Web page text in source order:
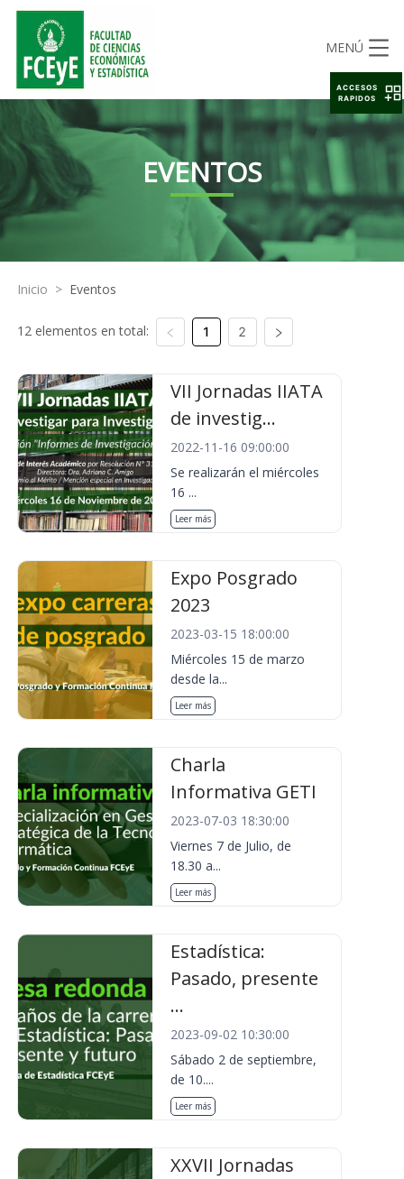
MENÚ
EVENTOS
Inicio > Eventos
12 elementos en total: 1 2
VII Jornadas IIATA
de investig...
2022-11-16 09:00:00
Se realizarán el miércoles
16 ...
Leer más
Expo Posgrado
2023
2023-03-15 18:00:00
Miércoles 15 de marzo
desde la...
Leer más
Charla
Informativa GETI
2023-07-03 18:30:00
Viernes 7 de Julio, de
18.30 a...
Leer más
Estadística:
Pasado, presente
...
2023-09-02 10:30:00
Sábado 2 de septiembre,
de 10....
Leer más
XXVII Jornadas
ACCESOS
RAPIDOS